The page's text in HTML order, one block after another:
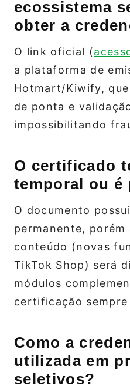
ecossistema
obter a
O link oficial (
a plataforma de
Hotmart/Kiwify,
de ponta e
impossibilitando
O certificado
temporal ou é
O documento
permanente, porém
conteúdo (novas
TikTok Shop) será
módulos
certificação sempre
Como a
utilizada em
seletivos?